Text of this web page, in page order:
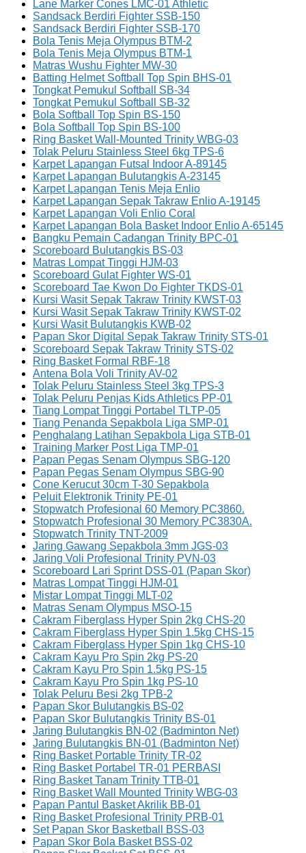
Lane Marker Cones LMC-01 Athletic
Sandsack Berdiri Fighter SSB-150
Sandsack Berdiri Fighter SSB-170
Bola Tenis Meja Olympus BTM-2
Bola Tenis Meja Olympus BTM-1
Matras Wushu Fighter MW-30
Batting Helmet Softball Top Spin BHS-01
Tongkat Pemukul Softball SB-34
Tongkat Pemukul Softball SB-32
Bola Softball Top Spin BS-150
Bola Softball Top Spin BS-100
Ring Basket Wall-Mounted Trinity WBG-03
Tolak Peluru Stainless Steel 6kg TPS-6
Karpet Lapangan Futsal Indoor A-89145
Karpet Lapangan Bulutangkis A-23145
Karpet Lapangan Tenis Meja Enlio
Karpet Lapangan Sepak Takraw Enlio A-19145
Karpet Lapangan Voli Enlio Coral
Karpet Lapangan Bola Basket Indoor Enlio A-65145
Bangku Pemain Cadangan Trinity BPC-01
Scoreboard Bulutangkis BS-03
Matras Lompat Tinggi HJM-03
Scoreboard Gulat Fighter WS-01
Scoreboard Tae Kwon Do Fighter TKDS-01
Kursi Wasit Sepak Takraw Trinity KWST-03
Kursi Wasit Sepak Takraw Trinity KWST-02
Kursi Wasit Bulutangkis KWB-02
Papan Skor Digital Sepak Takraw Trinity STS-01
Scoreboard Sepak Takraw Trinity STS-02
Ring Basket Formal RBF-18
Antena Bola Voli Trinity AV-02
Tolak Peluru Stainless Steel 3kg TPS-3
Tolak Peluru Penjas Kids Athletics PP-01
Tiang Lompat Tinggi Portabel TLTP-05
Tiang Penanda Sepakbola Liga SMP-01
Penghalang Latihan Sepakbola Liga STB-01
Training Marker Post Liga TMP-01
Papan Pegas Senam Olympus SBG-120
Papan Pegas Senam Olympus SBG-90
Cone Kerucut 30cm T-30 Sepakbola
Peluit Elektronik Trinity PE-01
Stopwatch Profesional 60 Memory PC3860.
Stopwatch Profesional 30 Memory PC3830A.
Stopwatch Trinity TNT-2009
Jaring Gawang Sepakbola 3mm JGS-03
Jaring Voli Profesional Trinity PVN-03
Scoreboard Lari Sprint DSS-01 (Papan Skor)
Matras Lompat Tinggi HJM-01
Mistar Lompat Tinggi MLT-02
Matras Senam Olympus MSO-15
Cakram Fiberglass Hyper Spin 2kg CHS-20
Cakram Fiberglass Hyper Spin 1.5kg CHS-15
Cakram Fiberglass Hyper Spin 1kg CHS-10
Cakram Kayu Pro Spin 2kg PS-20
Cakram Kayu Pro Spin 1.5kg PS-15
Cakram Kayu Pro Spin 1kg PS-10
Tolak Peluru Besi 2kg TPB-2
Papan Skor Bulutangkis BS-02
Papan Skor Bulutangkis Trinity BS-01
Jaring Bulutangkis BN-02 (Badminton Net)
Jaring Bulutangkis BN-01 (Badminton Net)
Ring Basket Portable Trinity TR-02
Ring Basket Portabel TR-01 PERBASI
Ring Basket Tanam Trinity TTB-01
Ring Basket Wall Mounted Trinity WBG-03
Papan Pantul Basket Akrilik BB-01
Ring Basket Profesional Trinity PRB-01
Set Papan Skor Basketball BSS-03
Papan Skor Bola Basket BSS-02